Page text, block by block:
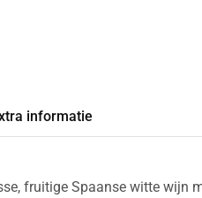
informatie
fruitige Spaanse witte wijn